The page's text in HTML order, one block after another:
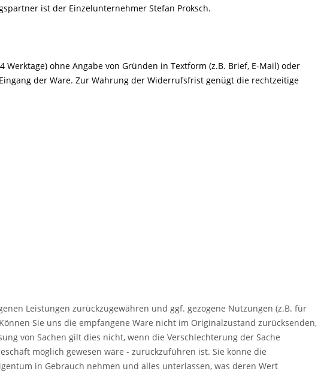
ist der Einzelunternehmer Stefan Proksch.
ohne Angabe von Gründen in Textform (z.B. Brief, E-Mail) oder
der Ware. Zur Wahrung der Widerrufsfrist genügt die rechtzeitige
Leistungen zurückzugewähren und ggf. gezogene Nutzungen (z.B. für
Sie uns die empfangene Ware nicht im Originalzustand zurücksenden,
von Sachen gilt dies nicht, wenn die Verschlechterung der Sache
möglich gewesen wäre - zurückzuführen ist. Sie könne die
in Gebrauch nehmen und alles unterlassen, was deren Wert